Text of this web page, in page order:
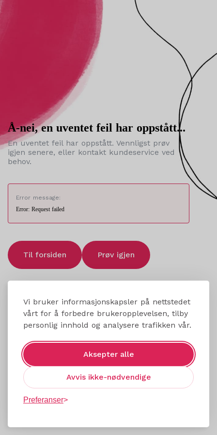
Vi bruker informasjonskapsler på nettstedet
vårt for å forbedre brukeropplevelsen, tilby
personlig innhold og analysere trafikken vår.
Aksepter alle
Avvis ikke-nødvendige
Preferanser
Å-nei, en uventet feil har oppstått...
En uventet feil har oppstått. Vennligst prøv
igjen senere, eller kontakt kundeservice ved
behov.
Error message:
Error: Request failed
Til forsiden Prøv igjen